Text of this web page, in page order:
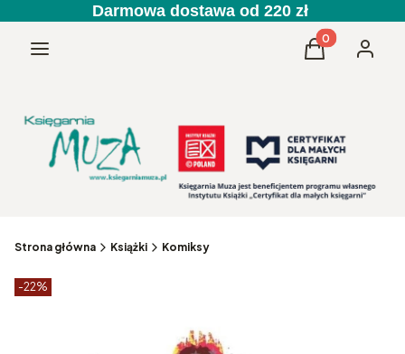
Darmowa dostawa od 220 zł
Menu Produkty w
Koszyk
Strona główna Książki Komiksy
Etykiety produktu
-22%